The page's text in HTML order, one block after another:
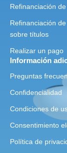
Refinanciación
Refinanciación
sobre títulos
Realizar un pago
Información
Preguntas
Confidencialidad
Condiciones de
Consentimiento
Política de